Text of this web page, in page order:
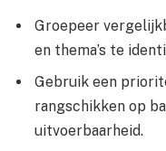
Groepeer
en thema’s te
Gebruik een
rangschikken op
uitvoerbaarheid.